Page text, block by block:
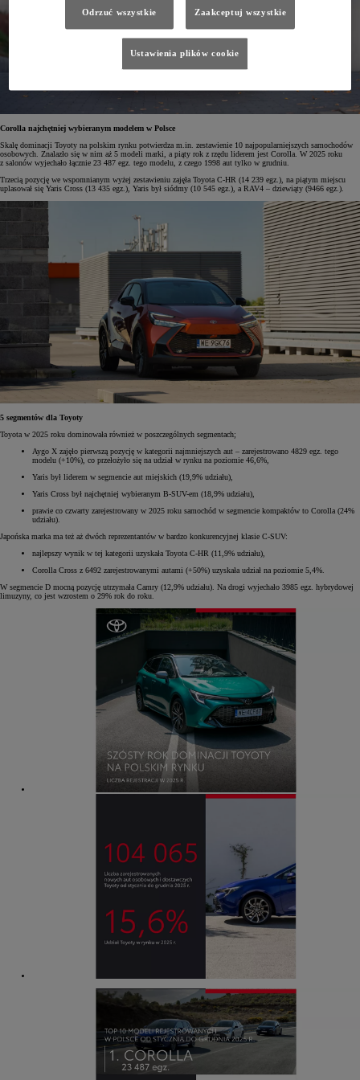
Corolla najchętniej wybieranym modelem w Polsce
Skalę dominacji Toyoty na polskim rynku potwierdza m.in. zestawienie 10 najpopularniejszych samochodów
osobowych. Znalazło się w nim aż 5 modeli marki, a piąty rok z rzędu liderem jest Corolla. W 2025 roku
z salonów wyjechało łącznie 23 487 egz. tego modelu, z czego 1998 aut tylko w grudniu.
Trzecią pozycję we wspomnianym wyżej zestawieniu zajęła Toyota C-HR (14 239 egz.), na piątym miejscu
uplasował się Yaris Cross (13 435 egz.), Yaris był siódmy (10 545 egz.), a RAV4 – dziewiąty (9466 egz.).
5 segmentów dla Toyoty
Toyota w 2025 roku dominowała również w poszczególnych segmentach;
Aygo X zajęło pierwszą pozycję w kategorii najmniejszych aut – zarejestrowano 4829 egz. tego
modelu (+10%), co przełożyło się na udział w rynku na poziomie 46,6%,
Yaris był liderem w segmencie aut miejskich (19,9% udziału),
Yaris Cross był najchętniej wybieranym B-SUV-em (18,9% udziału),
prawie co czwarty zarejestrowany w 2025 roku samochód w segmencie kompaktów to Corolla (24%
udziału).
Japońska marka ma też aż dwóch reprezentantów w bardzo konkurencyjnej klasie C-SUV:
najlepszy wynik w tej kategorii uzyskała Toyota C-HR (11,9% udziału),
Corolla Cross z 6492 zarejestrowanymi autami (+50%) uzyskała udział na poziomie 5,4%.
W segmencie D mocną pozycję utrzymała Camry (12,9% udziału). Na drogi wyjechało 3985 egz. hybrydowej
limuzyny, co jest wzrostem o 29% rok do roku.
Odrzuć wszystkie Zaakceptuj wszystkie
Ustawienia plików cookie